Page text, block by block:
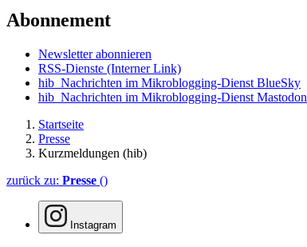
Abonnement
Newsletter abonnieren
RSS-Dienste (Interner Link)
hib_Nachrichten im Mikroblogging-Dienst BlueSky
hib_Nachrichten im Mikroblogging-Dienst Mastodon
Startseite
Presse
Kurzmeldungen (hib)
zurück zu: Presse ()
Instagram